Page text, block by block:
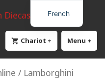
Menu +
Chariot + élargi
effondré
/ Lamborghini
French